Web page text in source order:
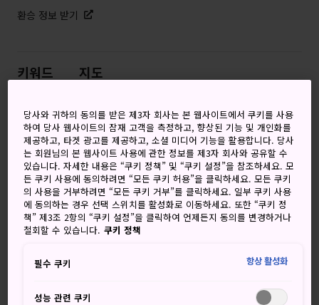
환승 정보 받기
키워드 지도
삿포로에 있는 뮌헨 크리스마스 마
켓에서 추위도 녹이고, 먹고 마시며
즐겨보세요.
매년 겨울 크리스마스 무렵 삿포로는 독일풍 크리스마스 문화
를 즐기러 온 사람들로 활기가 넘칩니다. 설탕에 절인 아몬드,
독일 소시지, 멀드 와인을 마음껏 드시면서 상점들을 구경해
모릅니다!
당사와 귀하의 동의를 받은 제3자 회사는 본 웹사이트에서 쿠키를 사용
하여 당사 웹사이트의 잠재 고객을 측정하고, 향상된 기능 및 개인화를
제공하고, 타겟 광고를 제공하고, 소셜 미디어 기능을 활용합니다. 당사
는 회원님의 본 웹사이트 사용에 관한 정보를 제3자 회사와 공유할 수
있습니다. 자세한 내용은 “쿠키 정책” 및 “쿠키 설정”을 참조하세요. 모
든 쿠키 사용에 동의하려면 “모든 쿠키 허용”을 클릭하세요. 모든 쿠키
의 사용을 거부하려면 “모든 쿠키 거부”를 클릭하세요. 일부 쿠키 사용
에 동의하는 경우 선택 스위치를 활성화로 이동하세요. 또한 “쿠키 정
책” 제3조 2항의 “쿠키 설정”을 클릭하여 언제든지 동의를 변경하거나
철회할 수 있습니다. 쿠키 정책
필수 쿠키 항상 활성화
성능 관련 쿠키